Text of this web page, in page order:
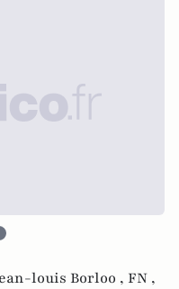
louis Borloo , FN ,